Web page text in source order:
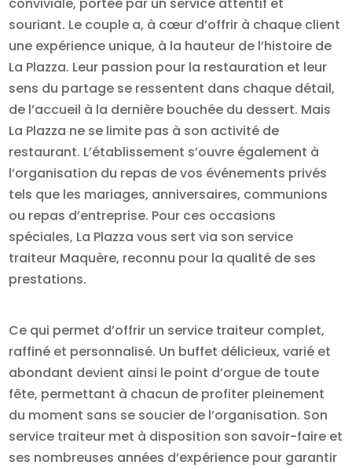
souriant. Le couple a, à cœur d’offrir à chaque client
une expérience unique, à la hauteur de l’histoire de
La Plazza. Leur passion pour la restauration et leur
sens du partage se ressentent dans chaque détail,
de l’accueil à la dernière bouchée du dessert. Mais
La Plazza ne se limite pas à son activité de
restaurant. L’établissement s’ouvre également à
l’organisation du repas de vos événements privés
tels que les mariages, anniversaires, communions
ou repas d’entreprise. Pour ces occasions
spéciales, La Plazza vous sert via son service
traiteur Maquère, reconnu pour la qualité de ses
prestations.
Ce qui permet d’offrir un service traiteur complet,
raffiné et personnalisé. Un buffet délicieux, varié et
abondant devient ainsi le point d’orgue de toute
fête, permettant à chacun de profiter pleinement
du moment sans se soucier de l’organisation. Son
service traiteur met à disposition son savoir-faire et
ses nombreuses années d’expérience pour garantir